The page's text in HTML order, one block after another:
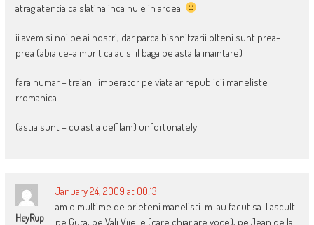
atrag atentia ca slatina inca nu e in ardeal
ii avem si noi pe ai nostri, dar parca bishnitzarii olteni sunt prea-
prea (abia ce-a murit caiac si il baga pe asta la inaintare)
fara numar – traian I imperator pe viata ar republicii maneliste
rromanica
(astia sunt – cu astia defilam) unfortunately
HeyRup
January 24, 2009 at 00:13
am o multime de prieteni manelisti. m-au facut sa-l ascult
pe Guta, pe Vali Vijelie (care chiar are voce), pe Jean de la